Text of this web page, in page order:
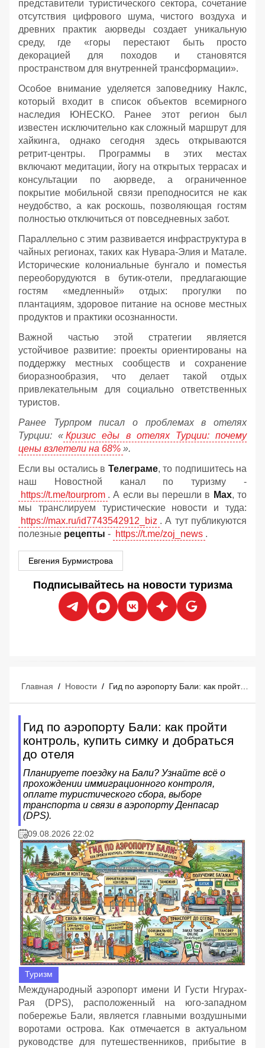
представители туристического сектора, сочетание
отсутствия цифрового шума, чистого воздуха и
древних практик аюрведы создает уникальную
среду, где «горы перестают быть просто
декорацией для походов и становятся
пространством для внутренней трансформации».
Особое внимание уделяется заповеднику Наклс,
который входит в список объектов всемирного
наследия ЮНЕСКО. Ранее этот регион был
известен исключительно как сложный маршрут для
хайкинга, однако сегодня здесь открываются
ретрит-центры. Программы в этих местах
включают медитации, йогу на открытых террасах и
консультации по аюрведе, а ограниченное
покрытие мобильной связи преподносится не как
неудобство, а как роскошь, позволяющая гостям
полностью отключиться от повседневных забот.
Параллельно с этим развивается инфраструктура в
чайных регионах, таких как Нувара-Элия и Матале.
Исторические колониальные бунгало и поместья
переоборудуются в бутик-отели, предлагающие
гостям «медленный» отдых: прогулки по
плантациям, здоровое питание на основе местных
продуктов и практики осознанности.
Важной частью этой стратегии является
устойчивое развитие: проекты ориентированы на
поддержку местных сообществ и сохранение
биоразнообразия, что делает такой отдых
привлекательным для социально ответственных
туристов.
Ранее Турпром писал о проблемах в отелях
Турции: « Кризис еды в отелях Турции: почему
цены взлетели на 68% ».
Если вы остались в Телеграме, то подпишитесь на
наш Новостной канал по туризму -
https://t.me/tourprom . А если вы перешли в Мах, то
мы транслируем туристические новости и туда:
https://max.ru/id7743542912_biz . А тут публикуются
полезные рецепты - https://t.me/zoj_news .
Евгения Бурмистрова
Подписывайтесь на новости туризма
Главная / Новости / Гид по аэропорту Бали: как пройти контроль, купить симку и добраться до отеля
Гид по аэропорту Бали: как пройти
контроль, купить симку и добраться
до отеля
Планируете поездку на Бали? Узнайте всё о
прохождении иммиграционного контроля,
оплате туристического сбора, выборе
транспорта и связи в аэропорту Денпасар
(DPS).
09.08.2026 22:02
Туризм
Международный аэропорт имени И Густи Нгурах-
Рая (DPS), расположенный на юго-западном
побережье Бали, является главными воздушными
воротами острова. Как отмечается в актуальном
руководстве для путешественников, прибытие в